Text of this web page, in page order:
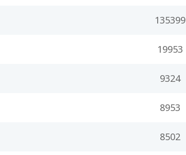
135399
19953
9324
8953
8502